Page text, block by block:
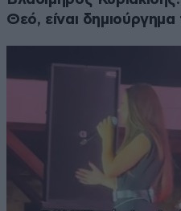
Θεό, είναι